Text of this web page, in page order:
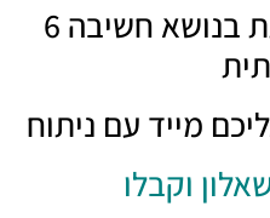
6 דברים שכדאי לדעת בנושא חשיבה
מייד עם ניתוח